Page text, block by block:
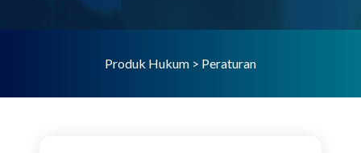
Produk Hukum > Peraturan